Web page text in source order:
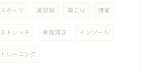
スポーツ 美容鍼 肩こり 腰痛
ストレッチ 骨盤矯正 インソール
トレーニング